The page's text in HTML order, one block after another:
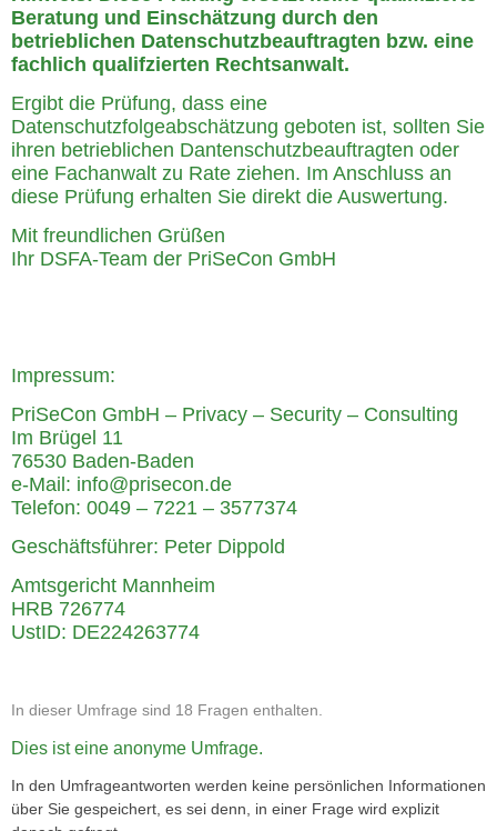
Beratung und Einschätzung durch den
betrieblichen Datenschutzbeauftragten bzw. eine
fachlich qualifzierten Rechtsanwalt.
Ergibt die Prüfung, dass eine
Datenschutzfolgeabschätzung geboten ist, sollten Sie
ihren betrieblichen Dantenschutzbeauftragten oder
eine Fachanwalt zu Rate ziehen. Im Anschluss an
diese Prüfung erhalten Sie direkt die Auswertung.
Mit freundlichen Grüßen
Ihr DSFA-Team der PriSeCon GmbH
Impressum:
PriSeCon GmbH – Privacy – Security – Consulting
Im Brügel 11
76530 Baden-Baden
e-Mail: info@prisecon.de
Telefon: 0049 – 7221 – 3577374
Geschäftsführer: Peter Dippold
Amtsgericht Mannheim
HRB 726774
UstID: DE224263774
In dieser Umfrage sind 18 Fragen enthalten.
Dies ist eine anonyme Umfrage.
In den Umfrageantworten werden keine persönlichen Informationen
über Sie gespeichert, es sei denn, in einer Frage wird explizit